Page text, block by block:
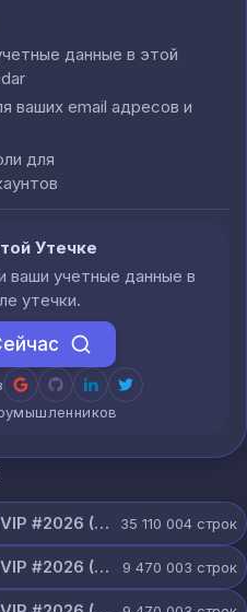
данные в этой
ваших email адресов и
для
Утечке
ваши учетные данные в
утечки.
@KURTXTCLOUD - JULY 30 VIP #2026 (114).txt 35 110 004 строк
@KURTXTCLOUD - JULY 30 VIP #2026 (113).txt 9 470 003 строк